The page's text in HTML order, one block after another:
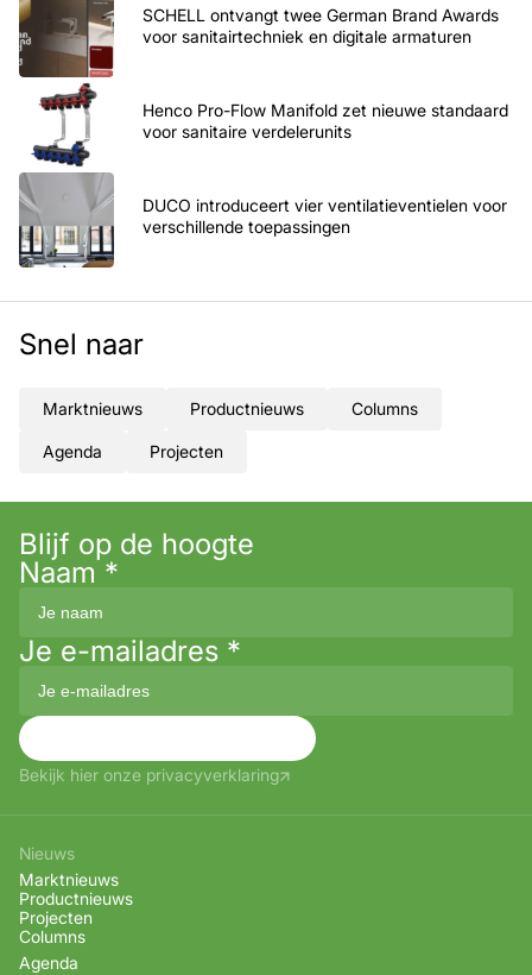
SCHELL ontvangt twee German Brand Awards
voor sanitairtechniek en digitale armaturen
Henco Pro-Flow Manifold zet nieuwe standaard
voor sanitaire verdelerunits
DUCO introduceert vier ventilatieventielen voor
verschillende toepassingen
Snel naar
Marktnieuws Productnieuws Columns
Agenda Projecten
Blijf op de hoogte
Naam *
Je e-mailadres *
Bekijk hier onze privacyverklaring
Nieuws
Marktnieuws
Productnieuws
Projecten
Columns
Agenda